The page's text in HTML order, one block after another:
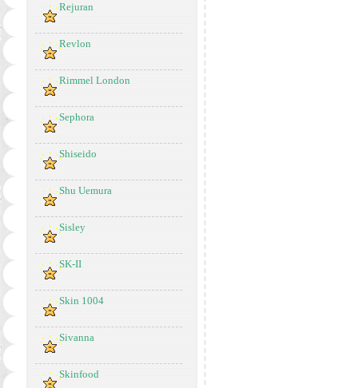
Rejuran
Revlon
Rimmel London
Sephora
Shiseido
Shu Uemura
Sisley
SK-II
Skin 1004
Sivanna
Skinfood